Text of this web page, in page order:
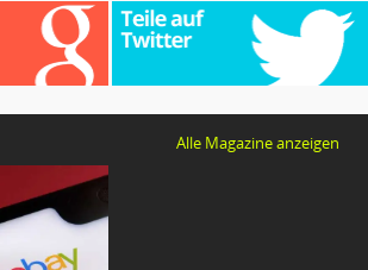
Alle Magazine anzeigen